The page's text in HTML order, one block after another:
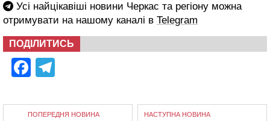
Усі найцікавіші новини Черкас та регіону можна
отримувати на нашому каналі в Telegram
ПОДІЛИТИСЬ
Facebook
ПОПЕРЕДНЯ НОВИНА НАСТУПНА НОВИНА